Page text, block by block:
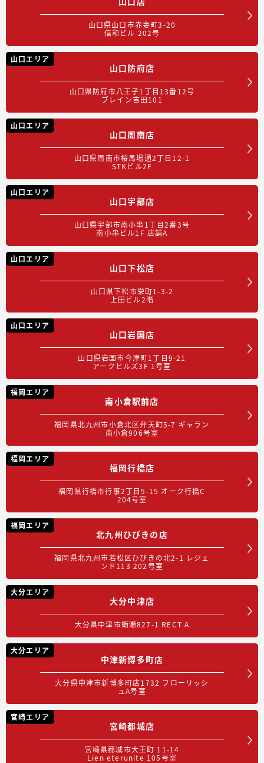
山口県山口市赤妻町3-20
信和ビル 202号
山口エリア
山口防府店
山口県防府市八王子1丁目13番12号
ブレイン吉田101
山口エリア
山口周南店
山口県周南市桜馬場通2丁目12-1
STKビル2F
山口エリア
山口宇部店
山口県宇部市南小串1丁目2番3号
南小串ビル1F 店舗A
山口エリア
山口下松店
山口県下松市栄町1-3-2
上田ビル2階
山口エリア
山口岩国店
山口県岩国市今津町1丁目9-21
アークヒルズ3F 1号室
福岡エリア
南小倉駅前店
福岡県北九州市小倉北区弁天町5-7 ギャラン
南小倉906号室
福岡エリア
福岡行橋店
福岡県行橋市行事2丁目5-15 オーク行橋C
204号室
福岡エリア
北九州ひびきの店
福岡県北九州市若松区ひびきの北2-1 レジェ
ンド113 202号室
大分エリア
大分中津店
大分県中津市蛎瀬827-1 RECT A
大分エリア
中津新博多町店
大分県中津市新博多町店1732 フローリッシ
ュA号室
宮崎エリア
宮崎都城店
宮崎県都城市大王町 11-14
Lien eterunite 105号室